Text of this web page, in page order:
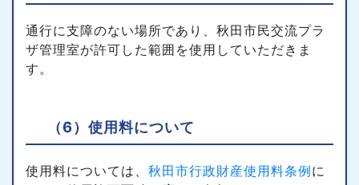
通行に支障のない場所であり、秋田市民交流プラ
ザ管理室が許可した範囲を使用していただきま
す。
（6）使用料について
使用料については、 秋田市行政財産使用料条例に